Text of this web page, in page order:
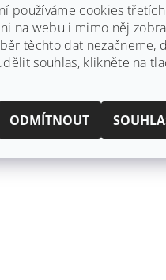
1,5
-
používáme cookies třetích
na webu i mimo něj
těchto dat nezačneme,
souhlas, klikněte na
ODMÍTNOUT